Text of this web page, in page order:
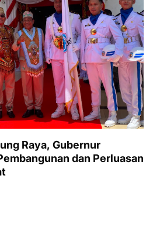
Raya, Gubernur
dan Perluasan